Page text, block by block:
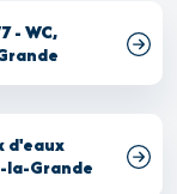
- WC,
d'eaux
la-Grande